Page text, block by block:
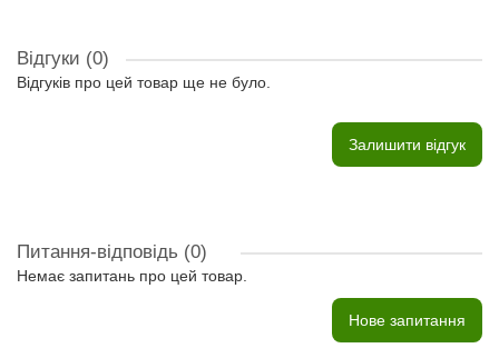
Відгуки (0)
Відгуків про цей товар ще не було.
Залишити відгук
Питання-відповідь (0)
Немає запитань про цей товар.
Нове запитання